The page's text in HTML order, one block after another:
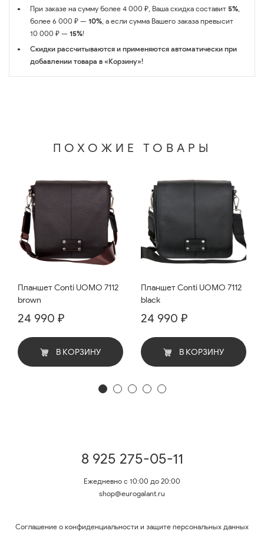
При заказе на сумму более 4 000 ₽, Ваша скидка составит 5%,
более 6 000 ₽ — 10%, а если сумма Вашего заказа превысит
10 000 ₽ — 15%!
Скидки рассчитываются и применяются автоматически при
добавлении товара в «Корзину»!
ПОХОЖИЕ ТОВАРЫ
Планшет Conti UOMO 7112
brown
24 990 ₽
В КОРЗИНУ
Планшет Conti UOMO 7112
black
24 990 ₽
В КОРЗИНУ
8 925 275-05-11
Ежедневно с 10:00 до 20:00
shop@eurogalant.ru
Соглашение о конфиденциальности и защите персональных данных